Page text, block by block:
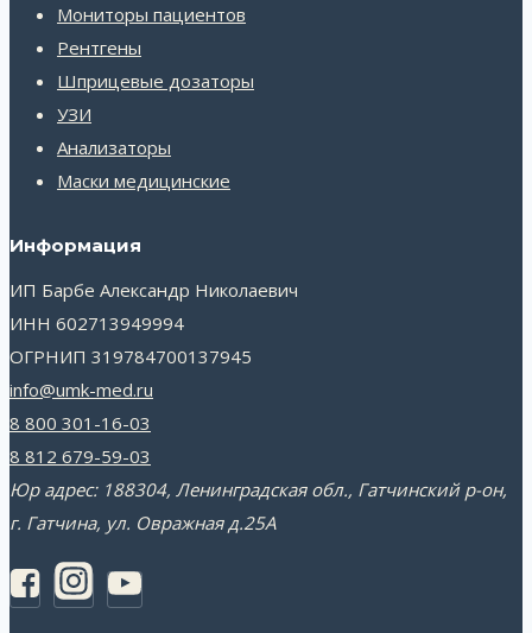
Мониторы пациентов
Рентгены
Шприцевые дозаторы
УЗИ
Анализаторы
Маски медицинские
Информация
ИП Барбе Александр Николаевич
ИНН 602713949994
ОГРНИП 319784700137945
info@umk-med.ru
8 800 301-16-03
8 812 679-59-03
Юр адрес: 188304, Ленинградская обл., Гатчинский р-он,
г. Гатчина, ул. Овражная д.25А